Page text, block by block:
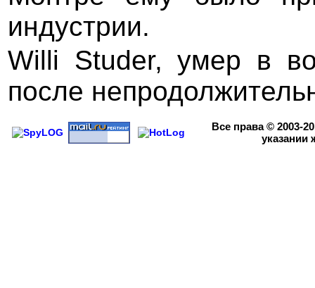
индустрии.
Willi Studer, умер в
после
Все права© 2003-
указании